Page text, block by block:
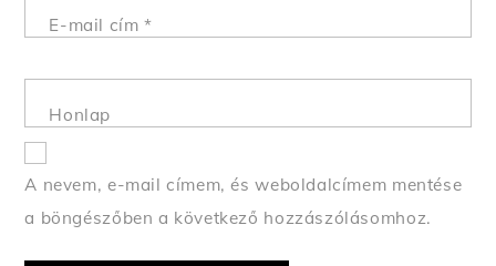
E-mail cím*
Honlap
A nevem, e-mail címem, és weboldalcímem mentése
a böngészőben a következő hozzászólásomhoz.